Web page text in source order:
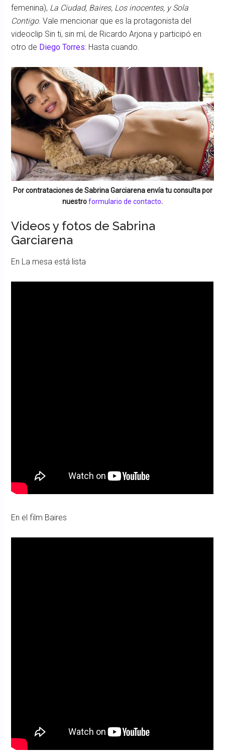
femenina), La Ciudad, Baires, Los inocentes, y Sola
Contigo. Vale mencionar que es la protagonista del
videoclip Sin ti, sin mí, de Ricardo Arjona y participó en
otro de Diego Torres: Hasta cuando.
Por contrataciones deSabrina Garciarenaenvía tu consulta por
nuestroformulario de contacto.
Videos y fotos de Sabrina
Garciarena
En La mesa está lista
En el film Baires